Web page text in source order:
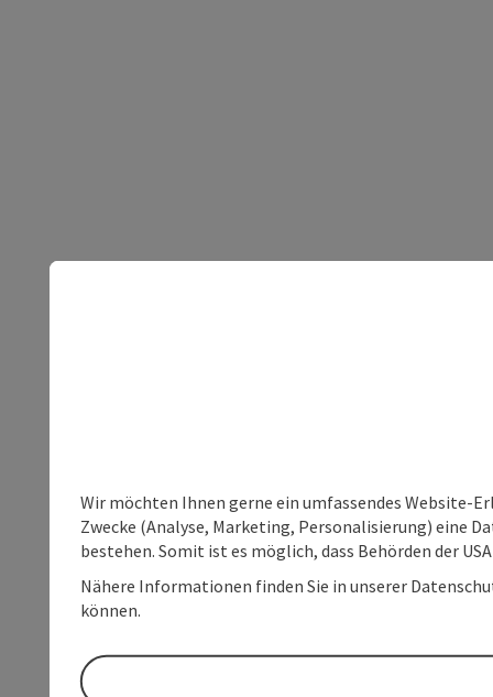
Wir möchten Ihnen gerne ein umfassendes Website-
Zwecke (Analyse, Marketing, Personalisierung) eine
bestehen. Somit ist es möglich, dass Behörden der
Nähere Informationen finden Sie in unserer
können.